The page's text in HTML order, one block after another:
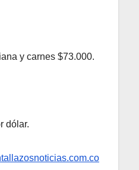
y carnes $73.000.
dólar.